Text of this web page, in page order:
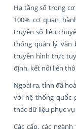
Hạ tầng số trong
100% cơ quan
truyền số liệu
thống quản lý văn
truyền hình trực
định, kết nối liên
Ngoài ra, tỉnh đã
với hệ thống quốc
thác dữ liệu phục
Các cấp, các